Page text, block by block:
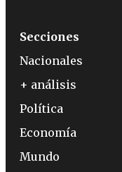
Secciones
Nacionales
+ análisis
Política
Economía
Mundo